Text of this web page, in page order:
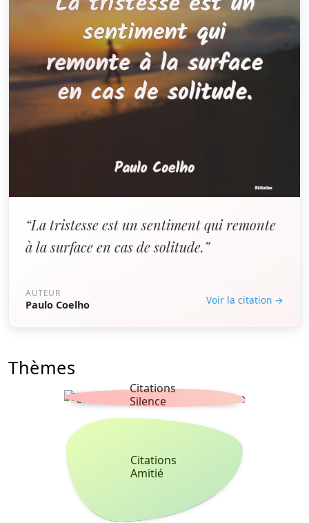
“La tristesse est un sentiment qui remonte
à la surface en cas de solitude.”
AUTEUR
Paulo Coelho Voir la citation →
Thèmes
Citations
Silence
Citations
Amitié